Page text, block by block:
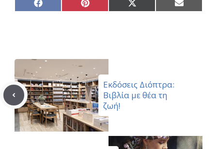
Share
on
Share
on
Share
on
Share
on
Εκδόσεις Διόπτρα:
Βιβλία με θέα τη
ζωή!